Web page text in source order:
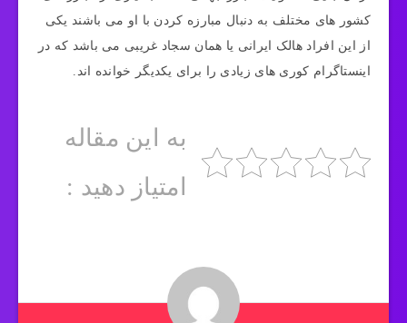
کشور های مختلف به دنبال مبارزه کردن با او می باشند یکی
از این افراد هالک ایرانی یا همان سجاد غریبی می باشد که در
اینستاگرام کوری های زیادی را برای یکدیگر خوانده اند.
به این مقاله
امتیاز دهید :